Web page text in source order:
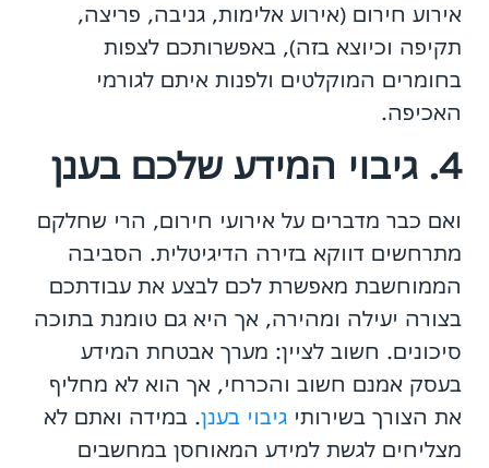
אירוע חירום (אירוע אלימות, גניבה, פריצה,
תקיפה וכיוצא בזה), באפשרותכם לצפות
בחומרים המוקלטים ולפנות איתם לגורמי
האכיפה.
4. גיבוי המידע שלכם בענן
ואם כבר מדברים על אירועי חירום, הרי שחלקם
מתרחשים דווקא בזירה הדיגיטלית. הסביבה
הממוחשבת מאפשרת לכם לבצע את עבודתכם
בצורה יעילה ומהירה, אך היא גם טומנת בתוכה
סיכונים. חשוב לציין: מערך אבטחת המידע
בעסק אמנם חשוב והכרחי, אך הוא לא מחליף
את הצורך בשירותי גיבוי בענן. במידה ואתם לא
מצליחים לגשת למידע המאוחסן במחשבים